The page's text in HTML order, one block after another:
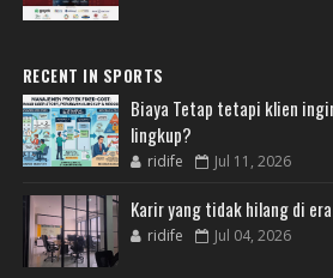
RECENT IN SPORTS
Biaya Tetap tetapi klien
lingkup?
ridife Jul 11, 2026
Karir yang tidak hilang di
ridife Jul 04, 2026